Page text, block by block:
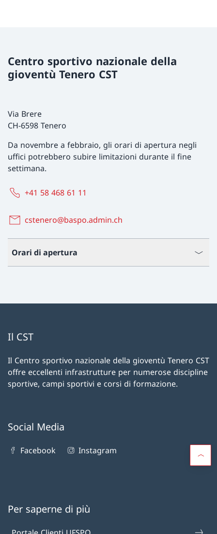
Centro sportivo nazionale della
gioventù Tenero CST
Via Brere
CH-6598 Tenero
Da novembre a febbraio, gli orari di apertura negli
uffici potrebbero subire limitazioni durante il fine
settimana.
+41 58 468 61 11
cstenero@baspo.admin.ch
Orari di apertura
Il CST
Il Centro sportivo nazionale della gioventù Tenero CST
offre eccellenti infrastrutture per numerose discipline
sportive, campi sportivi e corsi di formazione.
Social Media
Facebook Instagram
Per saperne di più